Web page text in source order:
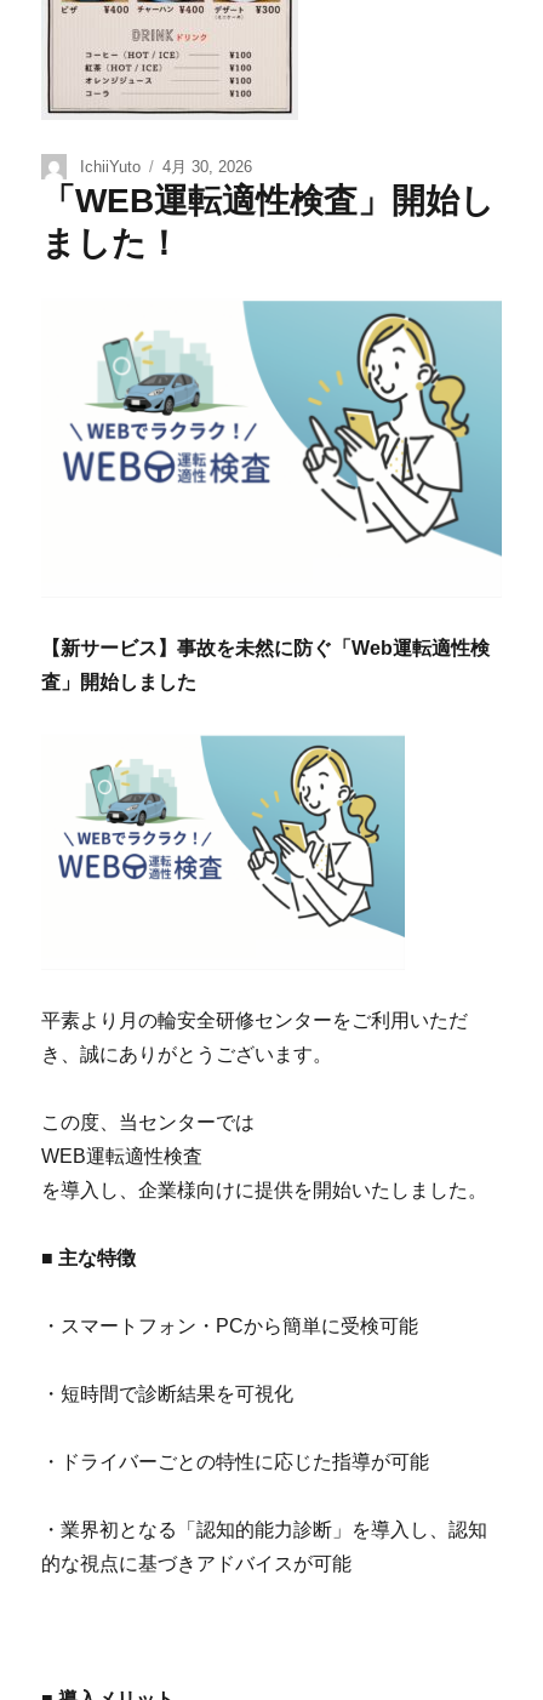
IchiiYuto 4月 30, 2026
「WEB運転適性検査」開始し
ました！
【新サービス】事故を未然に防ぐ「Web運転適性検
査」開始しました
平素より月の輪安全研修センターをご利用いただ
き、誠にありがとうございます。
この度、当センターでは
WEB運転適性検査
を導入し、企業様向けに提供を開始いたしました。
■ 主な特徴
・スマートフォン・PCから簡単に受検可能
・短時間で診断結果を可視化
・ドライバーごとの特性に応じた指導が可能
・業界初となる「認知的能力診断」を導入し、認知
的な視点に基づきアドバイスが可能